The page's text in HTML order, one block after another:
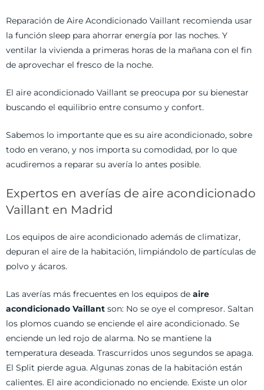
Reparación de Aire Acondicionado Vaillant recomienda usar
la función sleep para ahorrar energía por las noches. Y
ventilar la vivienda a primeras horas de la mañana con el fin
de aprovechar el fresco de la noche.
El aire acondicionado Vaillant se preocupa por su bienestar
buscando el equilibrio entre consumo y confort.
Sabemos lo importante que es su aire acondicionado, sobre
todo en verano, y nos importa su comodidad, por lo que
acudiremos a reparar su avería lo antes posible.
Expertos en averías de aire acondicionado
Vaillant en Madrid
Los equipos de aire acondicionado además de climatizar,
depuran el aire de la habitación, limpiándolo de partículas de
polvo y ácaros.
Las averías más frecuentes en los equipos de aire
acondicionado Vaillant son: No se oye el compresor. Saltan
los plomos cuando se enciende el aire acondicionado. Se
enciende un led rojo de alarma. No se mantiene la
temperatura deseada. Trascurridos unos segundos se apaga.
El Split pierde agua. Algunas zonas de la habitación están
calientes. El aire acondicionado no enciende. Existe un olor